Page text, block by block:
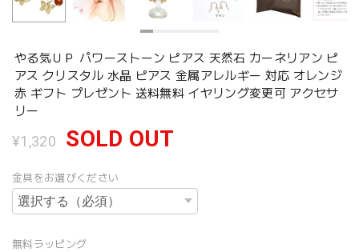
やる気ＵＰ パワーストーン ピアス 天然石 カーネリアン ピ
アス クリスタル 水晶 ピアス 金属アレルギー 対応 オレンジ
赤 ギフト プレゼント 送料無料 イヤリング変更可 アクセサ
リー
¥1,320 SOLD OUT
金具をお選びください
無料ラッピング